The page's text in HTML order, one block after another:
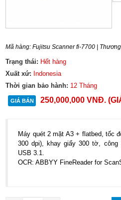
Mã hàng:Fujitsu Scanner fi-7700 |
Trạng thái: Hết hàng
Xuất xứ: Indonesia
Thời gian bảo hành: 12 Tháng
GIÁ BÁN 250,000,000VNĐ.
Máy quét 2 mặt A3 + flatbed, tốc
300 dpi), khay giấy 300 tờ, công
USB 3.1.
OCR: ABBYY FineReader for